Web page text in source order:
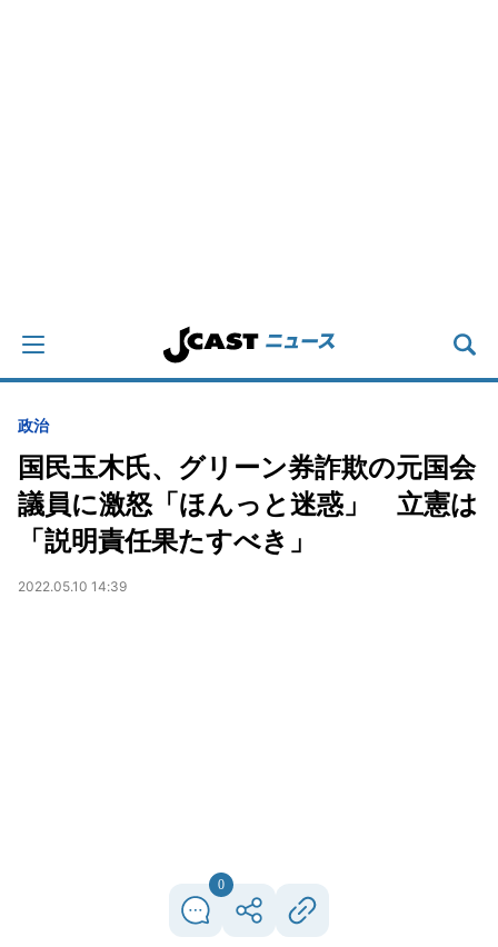
政治
国民玉木氏、グリーン券詐欺の元国会
議員に激怒「ほんっと迷惑」 立憲は
「説明責任果たすべき」
2022.05.10 14:39
0